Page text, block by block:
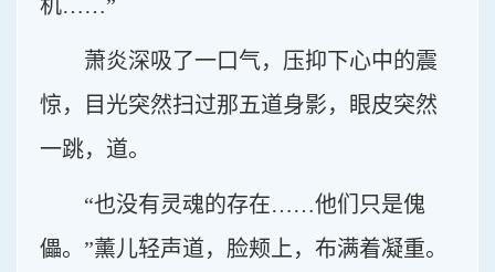
机……”
萧炎深吸了一口气，压抑下心中的震
惊，目光突然扫过那五道身影，眼皮突然
一跳，道。
“也没有灵魂的存在……他们只是傀
儡。”薰儿轻声道，脸颊上，布满着凝重。